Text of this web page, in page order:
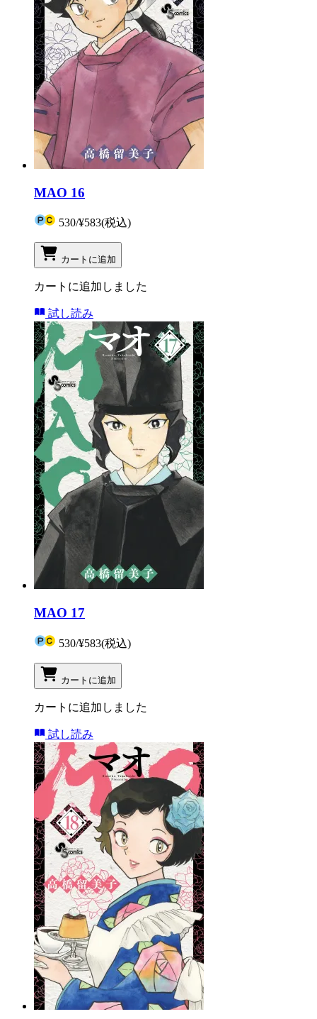
MAO 16
530/¥583(税込)
カートに追加
カートに追加しました
試し読み
MAO 17
530/¥583(税込)
カートに追加
カートに追加しました
試し読み